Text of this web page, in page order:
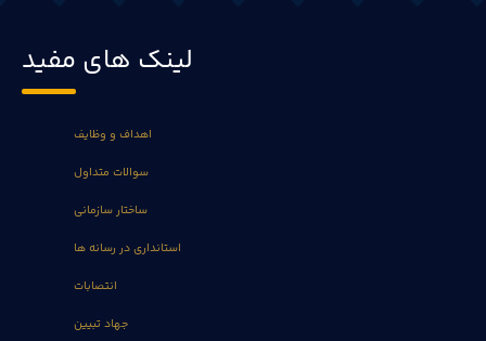
لینک های مفید
اهداف و وظایف
سوالات متداول
ساختار سازمانی
استانداری در رسانه ها
انتصابات
جهاد تبیین